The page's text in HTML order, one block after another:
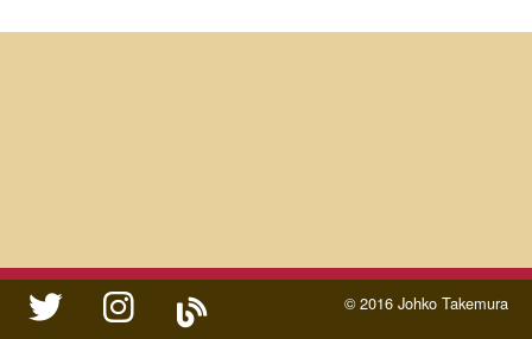
twitter instagram
ameblo © 2016 Johko Takemura